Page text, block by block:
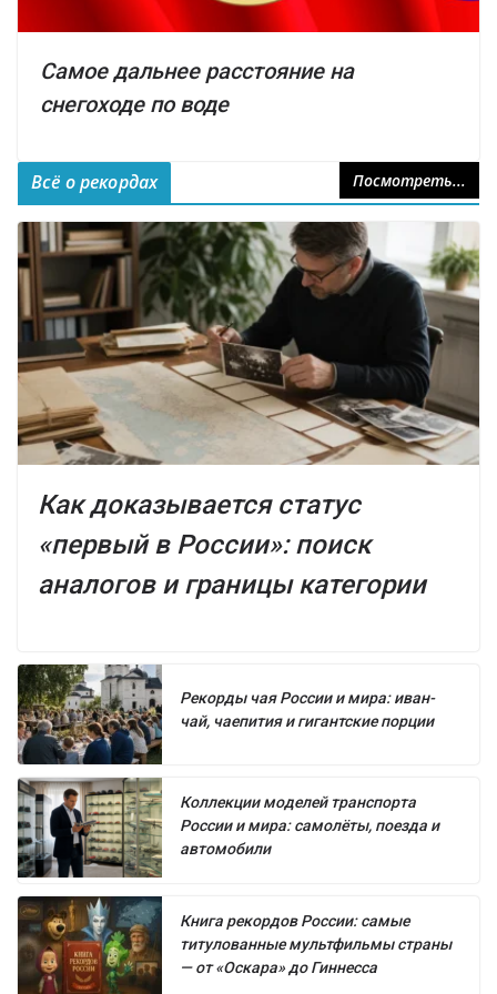
Самое дальнее расстояние на
снегоходе по воде
Всё о рекордах Посмотреть...
Как доказывается статус
«первый в России»: поиск
аналогов и границы категории
Рекорды чая России и мира: иван-
чай, чаепития и гигантские порции
Коллекции моделей транспорта
России и мира: самолёты, поезда и
автомобили
Книга рекордов России: самые
титулованные мультфильмы страны
— от «Оскара» до Гиннесса